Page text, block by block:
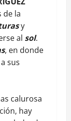
de la
y
al sol.
, en donde
sus
calurosa
hay